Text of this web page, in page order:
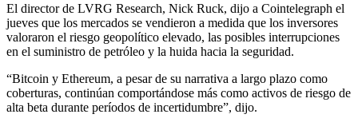
El director de LVRG Research, Nick Ruck, dijo a Cointelegraph el
jueves que los mercados se vendieron a medida que los inversores
valoraron el riesgo geopolítico elevado, las posibles interrupciones
en el suministro de petróleo y la huida hacia la seguridad.
“Bitcoin y Ethereum, a pesar de su narrativa a largo plazo como
coberturas, continúan comportándose más como activos de riesgo de
alta beta durante períodos de incertidumbre”, dijo.